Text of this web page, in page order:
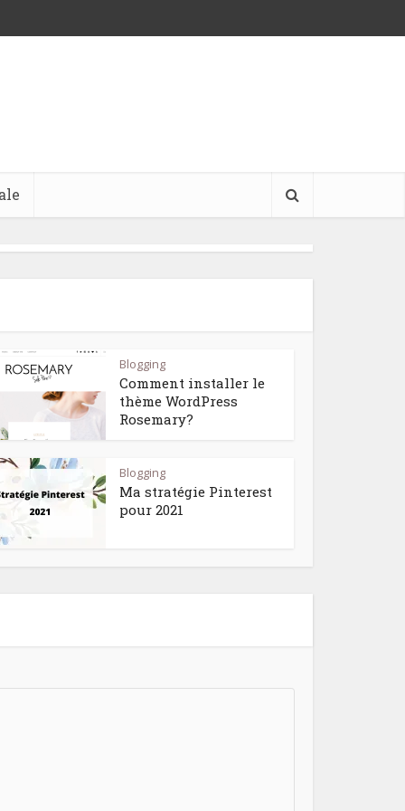
Blogging
Comment installer le
thème WordPress
Rosemary?
Blogging
Ma stratégie Pinterest
pour 2021